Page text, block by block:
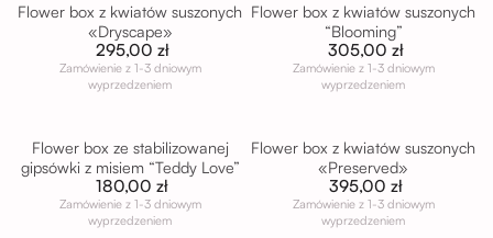
Flower box z kwiatów suszonych
«Dryscape»
295,00 zł
Zamówienie z 1-3 dniowym
wyprzedzeniem
Flower box z kwiatów suszonych
“Blooming”
305,00 zł
Zamówienie z 1-3 dniowym
wyprzedzeniem
Flower box ze stabilizowanej
gipsówki z misiem “Teddy Love”
180,00 zł
Zamówienie z 1-3 dniowym
wyprzedzeniem
Flower box z kwiatów suszonych
«Preserved»
395,00 zł
Zamówienie z 1-3 dniowym
wyprzedzeniem